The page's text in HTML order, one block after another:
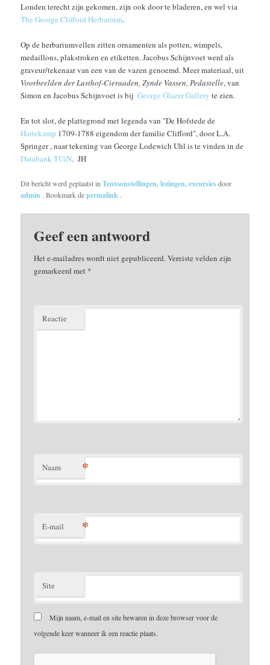
Londen terecht zijn gekomen, zijn ook door te bladeren, en wel via
The George Clifford Herbarium.
Op de herbariumvellen zitten ornamenten als potten, wimpels,
medaillons, plakstroken en etiketten. Jacobus Schijnvoet werd als
graveur/tekenaar van een van de vazen genoemd. Meer materiaal, uit
Voorbeelden der Lusthof-Cieraaden, Zynde Vassen, Pedastelle, van
Simon en Jacobus Schijnvoet is bijGeorge Glazer Gallery te zien.
En tot slot, de plattegrond met legenda van "De Hofstede de
Hartekamp 1709-1788 eigendom der familie Clifford", door L.A.
Springer , naar tekening van George Lodewich Uhl is te vinden in de
Databank TUiN. JH
Dit bericht werd geplaatst inTentoonstellingen, lezingen, excursiesdoor
admin . Bookmark depermalink .
Geef een antwoord
Het e-mailadres wordt niet gepubliceerd.Vereiste velden zijn
gemarkeerd met *
Reactie
Naam *
E-mail *
Site
Mijn naam, e-mail en site bewaren in deze browser voor de
volgende keer wanneer ik een reactie plaats.